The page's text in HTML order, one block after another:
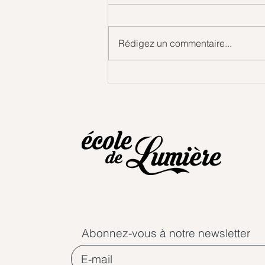
Gouttes d'amour
Rédigez un commentaire...
Abonnez-vous à notre newsletter